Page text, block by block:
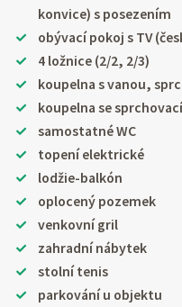
konvice) s posezením
obývací pokoj s TV
4 ložnice (2/2, 2/3)
koupelna s vanou,
koupelna se
samostatné WC
topení elektrické
lodžie-balkón
oplocený pozemek
venkovní gril
zahradní nábytek
stolní tenis
parkování u objektu